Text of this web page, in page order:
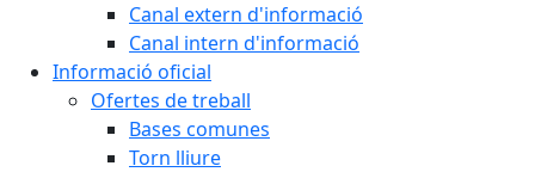
Canal extern d'informació
Canal intern d'informació
Informació oficial
Ofertes de treball
Bases comunes
Torn lliure